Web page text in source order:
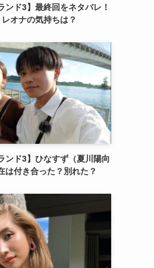
ンド3】最終回をネタバレ！
オナの気持ちは？
ンド3】ひなすず（夏川陽向
は付き合った？別れた？